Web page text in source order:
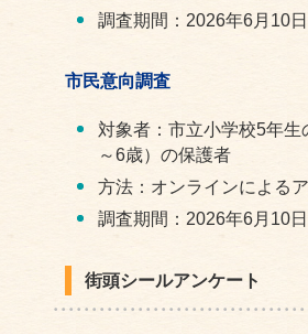
調査期間：2026年6月10
市民意向調査
対象者：市立小学校5年
～6歳）の保護者
方法：オンラインによる
調査期間：2026年6月10
街頭シールアンケート